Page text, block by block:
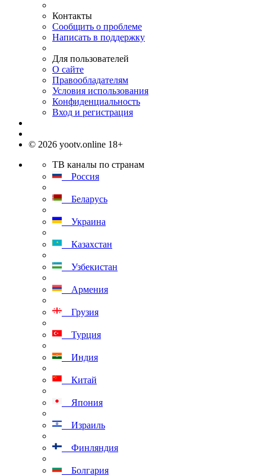
Контакты
Сообщить о проблеме
Написать в поддержку
Для пользователей
О сайте
Правообладателям
Условия использования
Конфиденциальность
Вход и регистрация
© 2026 yootv.online 18+
ТВ каналы по странам
Россия
Беларусь
Украина
Казахстан
Узбекистан
Армения
Грузия
Турция
Индия
Китай
Япония
Израиль
Финляндия
Болгария